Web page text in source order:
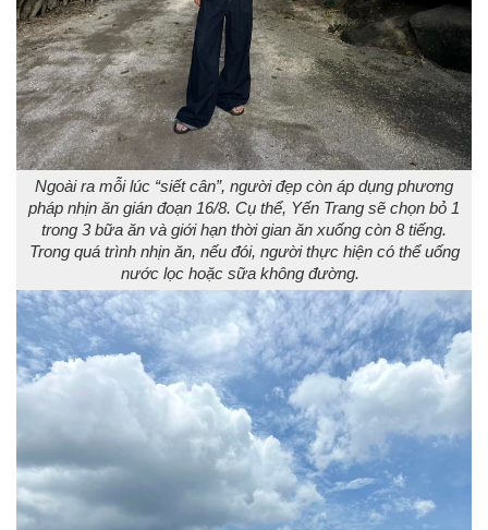
Ngoài ra mỗi lúc “siết cân”, người đẹp còn áp dụng phương
pháp nhịn ăn gián đoạn 16/8. Cụ thể, Yến Trang sẽ chọn bỏ 1
trong 3 bữa ăn và giới hạn thời gian ăn xuống còn 8 tiếng.
Trong quá trình nhịn ăn, nếu đói, người thực hiện có thể uống
nước lọc hoặc sữa không đường.